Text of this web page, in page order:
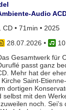
Audio
CD • 71min • 2025
28.07.2026 •
Gesamtwerk für
passt ganz
Mehr hat der
Saint-
dortigen
selbst mit den
noch. Sei’s